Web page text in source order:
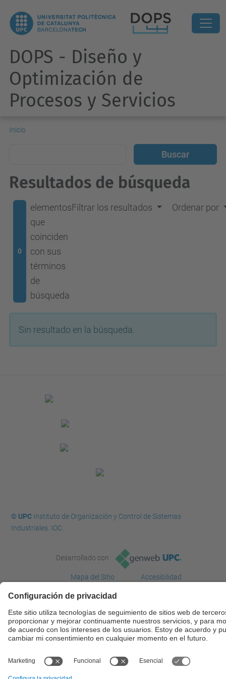
DOPS - Diseño y
Optimización de
Procesos y Servicios
Inicio
Resultados de búsqueda
0
elementos
que
coinciden
con sus
términos
de
búsqueda
Filtrar los resultados Ordenar por
Sin resultado en la búsqueda.
© UPCInstituto de Organización y Control de Sistemas
Industriales. IOC.
Desarrollado con
Mapa del Sitio
Accesibilidad
Aviso legal
Configuración de privacidad